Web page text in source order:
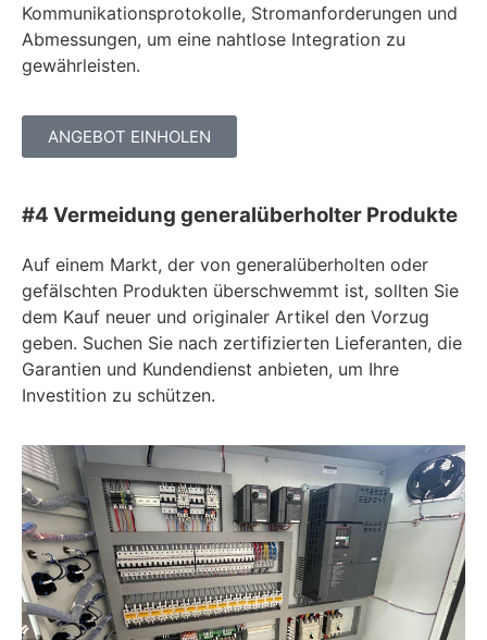
Kommunikationsprotokolle, Stromanforderungen und
Abmessungen, um eine nahtlose Integration zu
gewährleisten.
ANGEBOT EINHOLEN
#4 Vermeidung generalüberholter Produkte
Auf einem Markt, der von generalüberholten oder
gefälschten Produkten überschwemmt ist, sollten Sie
dem Kauf neuer und originaler Artikel den Vorzug
geben. Suchen Sie nach zertifizierten Lieferanten, die
Garantien und Kundendienst anbieten, um Ihre
Investition zu schützen.